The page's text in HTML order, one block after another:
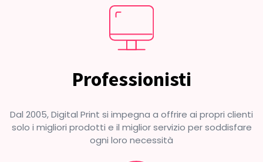
Professionisti
Dal 2005, Digital Print si impegna a offrire ai propri clienti
solo i migliori prodotti e il miglior servizio per soddisfare
ogni loro necessità